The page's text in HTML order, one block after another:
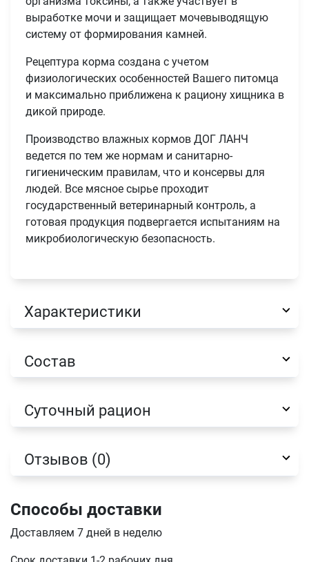
выработке мочи и защищает мочевыводящую
систему от формирования камней.
Рецептура корма создана с учетом
физиологических особенностей Вашего питомца
и максимально приближена к рациону хищника в
дикой природе.
Производство влажных кормов ДОГ ЛАНЧ
ведется по тем же нормам и санитарно-
гигиеническим правилам, что и консервы для
людей. Все мясное сырье проходит
государственный ветеринарный контроль, а
готовая продукция подвергается испытаниям на
микробиологическую безопасность.
Характеристики
Состав
Суточный рацион
Отзывов (0)
Способы доставки
Доставляем 7 дней в неделю
Оформить заказ
Имя
Телефон
E-mail